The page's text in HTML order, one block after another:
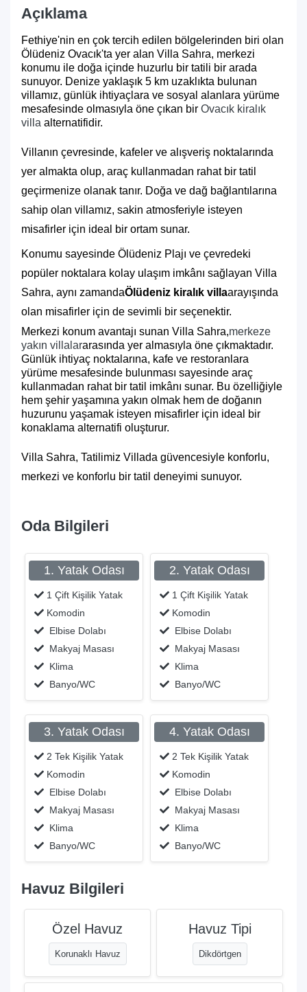
Açıklama
Fethiye'nin en çok tercih edilen bölgelerinden biri olan
Ölüdeniz Ovacık'ta yer alan Villa Sahra, merkezi
konumu ile doğa içinde huzurlu bir tatili bir arada
sunuyor. Denize yaklaşık 5 km uzaklıkta bulunan
villamız, günlük ihtiyaçlara ve sosyal alanlara yürüme
mesafesinde olmasıyla öne çıkan bir Ovacık kiralık
villa alternatifidir.
Villanın çevresinde, kafeler ve alışveriş noktalarında
yer almakta olup, araç kullanmadan rahat bir tatil
geçirmenize olanak tanır. Doğa ve dağ bağlantılarına
sahip olan villamız, sakin atmosferiyle isteyen
misafirler için ideal bir ortam sunar.
Konumu sayesinde Ölüdeniz Plajı ve çevredeki
popüler noktalara kolay ulaşım imkânı sağlayan Villa
Sahra, aynı zamandaÖlüdeniz kiralık villaarayışında
olan misafirler için de sevimli bir seçenektir.
Merkezi konum avantajı sunan Villa Sahra,merkeze
yakın villalararasında yer almasıyla öne çıkmaktadır.
Günlük ihtiyaç noktalarına, kafe ve restoranlara
yürüme mesafesinde bulunması sayesinde araç
kullanmadan rahat bir tatil imkânı sunar. Bu özelliğiyle
hem şehir yaşamına yakın olmak hem de doğanın
huzurunu yaşamak isteyen misafirler için ideal bir
konaklama alternatifi oluşturur.
Villa Sahra, Tatilimiz Villada güvencesiyle konforlu,
merkezi ve konforlu bir tatil deneyimi sunuyor.
Oda Bilgileri
1. Yatak Odası
1 Çift Kişilik Yatak
Komodin
Elbise Dolabı
Makyaj Masası
Klima
Banyo/WC
2. Yatak Odası
1 Çift Kişilik Yatak
Komodin
Elbise Dolabı
Makyaj Masası
Klima
Banyo/WC
3. Yatak Odası
2 Tek Kişilik Yatak
Komodin
Elbise Dolabı
Makyaj Masası
Klima
Banyo/WC
4. Yatak Odası
2 Tek Kişilik Yatak
Komodin
Elbise Dolabı
Makyaj Masası
Klima
Banyo/WC
Havuz Bilgileri
Özel Havuz
Korunaklı Havuz
Havuz Tipi
Dikdörtgen